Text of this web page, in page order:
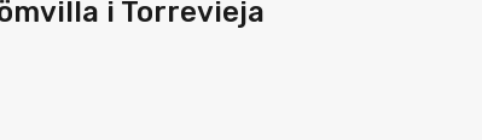
i Torrevieja